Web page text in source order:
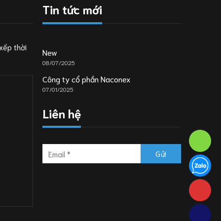
thời
Tin tức mới
New
08/07/2025
Công ty cổ phần Naconex
07/01/2025
Liên hệ